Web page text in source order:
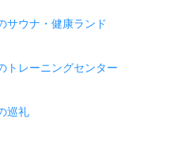
サウナ・健康ランド
トレーニングセンター
巡礼